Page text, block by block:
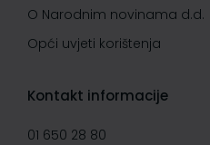
O Narodnim novinama d.d.
Opći uvjeti korištenja
Kontakt informacije
01 650 28 80